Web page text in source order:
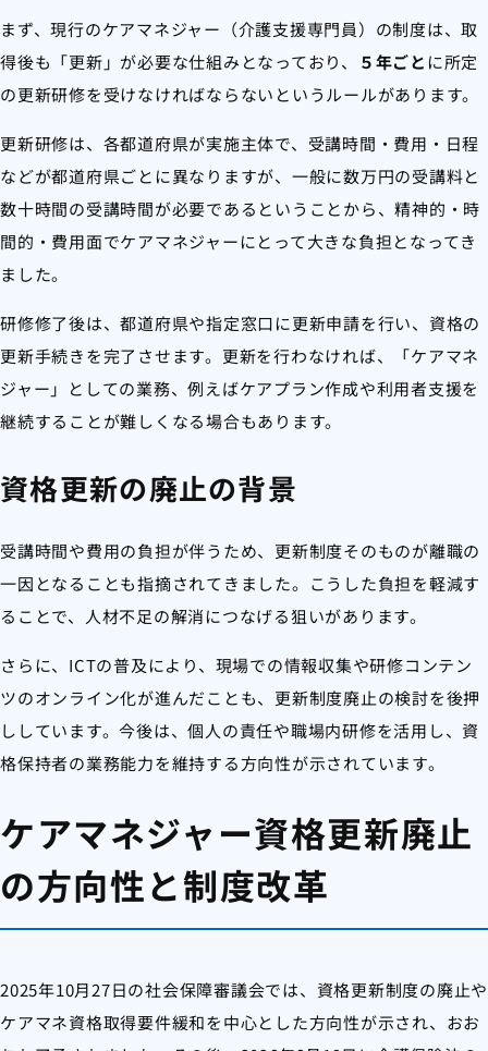
まず、現行のケアマネジャー（介護支援専門員）の制度は、取
得後も「更新」が必要な仕組みとなっており、
５年ごとに所定
の更新研修を受けなければならないというルールがあります。
更新研修は、各都道府県が実施主体で、受講時間・費用・日程
などが都道府県ごとに異なりますが、一般に数万円の受講料と
数十時間の受講時間が必要であるということから、精神的・時
間的・費用面でケアマネジャーにとって大きな負担となってき
ました。
研修修了後は、都道府県や指定窓口に更新申請を行い、資格の
更新手続きを完了させます。更新を行わなければ、「ケアマネ
ジャー」としての業務、例えばケアプラン作成や利用者支援を
継続することが難しくなる場合もあります。
資格更新の廃止の背景
受講時間や費用の負担が伴うため、更新制度そのものが離職の
一因となることも指摘されてきました。こうした負担を軽減す
ることで、人材不足の解消につなげる狙いがあります。
さらに、ICTの普及により、現場での情報収集や研修コンテン
ツのオンライン化が進んだことも、更新制度廃止の検討を後押
ししています。今後は、個人の責任や職場内研修を活用し、資
格保持者の業務能力を維持する方向性が示されています。
ケアマネジャー資格更新廃止
の方向性と制度改革
2025年10月27日の社会保障審議会では、資格更新制度の廃止や
ケアマネ資格取得要件緩和を中心とした方向性が示され、おお